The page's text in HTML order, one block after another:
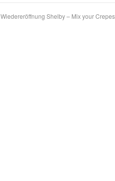
Wiedereröffnung Shelby – Mix your